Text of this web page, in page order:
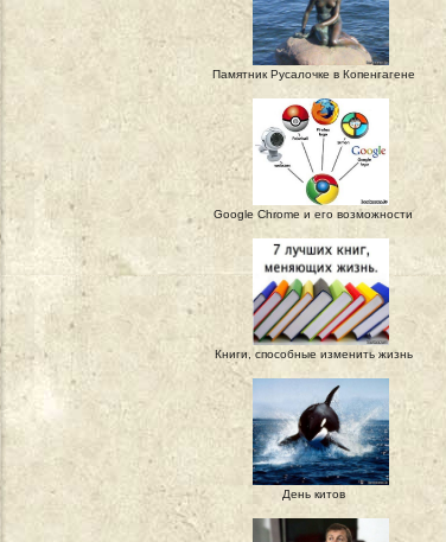
Памятник Русалочке в Копенгагене
Google Chrome и его возможности
Книги, способные изменить жизнь
День китов